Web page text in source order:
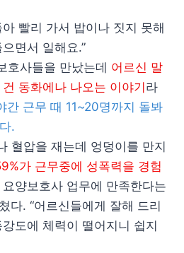
빨리 가서 밥이나 짓지 못해
면서 일해요.”
호사들을 만났는데 어르신 말
동화에나 나오는 이야기 라
간 근무 때 11~20명까지 돌봐
.
혈압을 재는데 엉덩이를 만지
가 근무중에 성폭력을 경험
양보호사 업무에 만족한다는
다. “어르신들에게 잘해 드리
도에 체력이 떨어지니 쉽지